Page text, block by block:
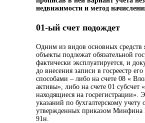
недвижимости и метод
01-ый счет подождет
Одним из видов основных средств
объекты подлежат обязательной
фактически эксплуатируется, и
до внесения записи в госреестр
способами – либо на счете 08 «
активы», либо на счете 01 субсчет
находящиеся на госрегистрации».
указаний по бухгалтерскому учету
утвержденных приказом Минфина
91н.